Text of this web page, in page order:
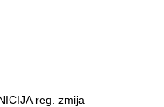
reg. zmija